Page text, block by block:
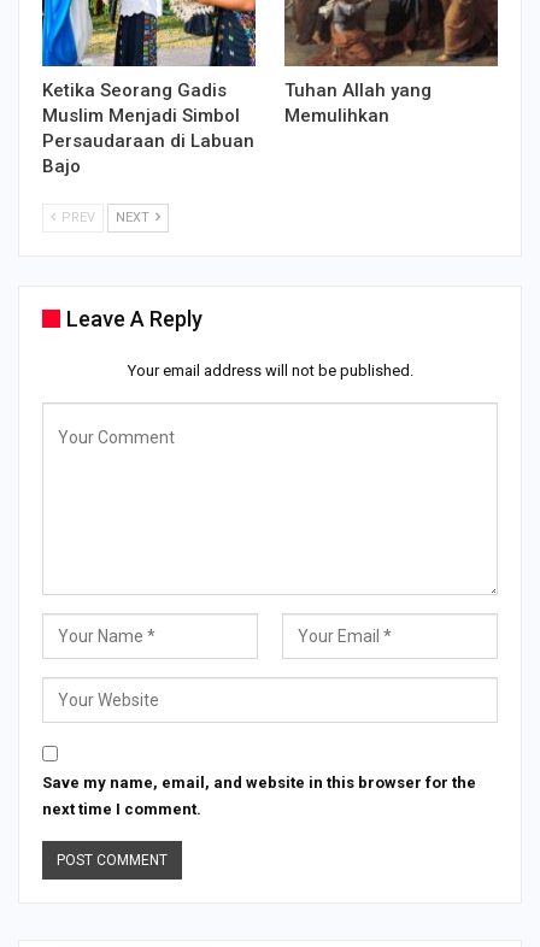
Ketika Seorang Gadis
Muslim Menjadi Simbol
Persaudaraan di Labuan
Bajo
Tuhan Allah yang
Memulihkan
PREV NEXT
Leave A Reply
Your email address will not be published.
Save my name, email, and website in this browser for the
next time I comment.